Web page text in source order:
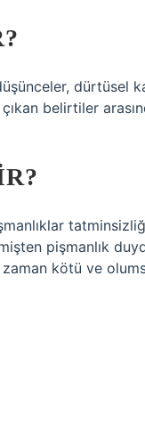
dürtüsel
belirtiler
pişmanlık
kötü ve